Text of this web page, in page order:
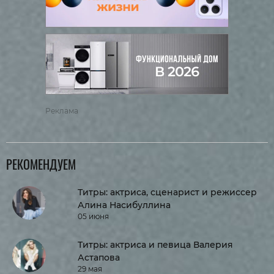
Реклама
РЕКОМЕНДУЕМ
Титры: актриса, сценарист и режиссер
Алина Насибуллина
05 июня
Титры: актриса и певица Валерия
Астапова
29 мая